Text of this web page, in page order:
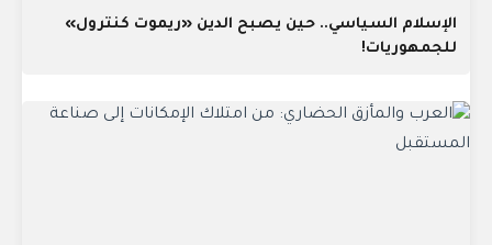
الإسلام السياسي.. حين يصبح الدين «ريموت كنترول»
للجمهوريات!